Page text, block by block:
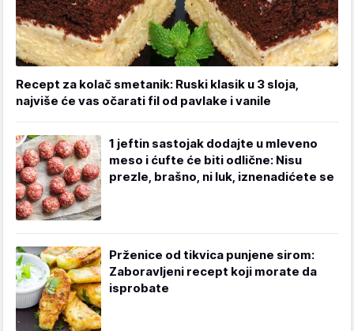
Recept za kolač smetanik: Ruski klasik u 3 sloja,
najviše će vas očarati fil od pavlake i vanile
1 jeftin sastojak dodajte u mleveno
meso i ćufte će biti odlične: Nisu
prezle, brašno, ni luk, iznenadićete se
Prženice od tikvica punjene sirom:
Zaboravljeni recept koji morate da
isprobate